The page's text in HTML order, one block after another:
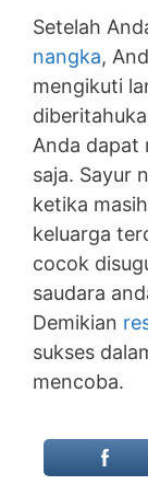
Setelah
nangka,
mengikuti
Anda dapat
saja. Sayur
ketika
keluarga
cocok
saudara
Demikian
sukses
mencoba.